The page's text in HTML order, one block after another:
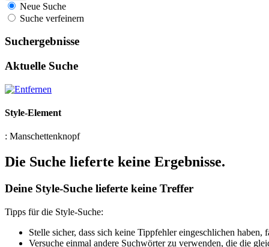
Neue Suche
Suche verfeinern
Suchergebnisse
Aktuelle Suche
Style-Element
: Manschettenknopf
Die Suche lieferte keine Ergebnisse.
Deine Style-Suche lieferte keine Treffer
Tipps für die Style-Suche:
Stelle sicher, dass sich keine Tippfehler eingeschlichen
Versuche einmal andere Suchwörter zu verwenden, die die